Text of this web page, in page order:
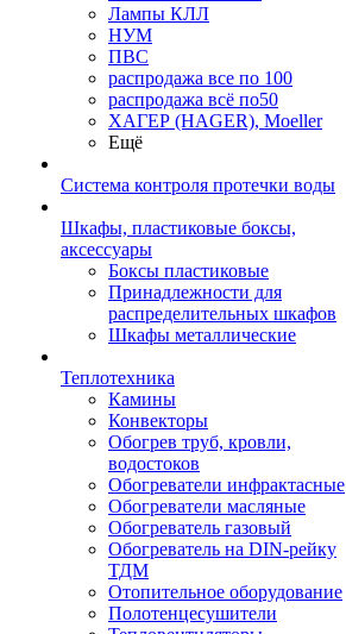
Лампы КЛЛ
НУМ
ПВС
распродажа все по 100
распродажа всё по50
ХАГЕР (HAGER), Moeller
Ещё
Система контроля протечки воды
Шкафы, пластиковые боксы,
аксессуары
Боксы пластиковые
Принадлежности для
распределительных шкафов
Шкафы металлические
Теплотехника
Камины
Конвекторы
Обогрев труб, кровли,
водостоков
Обогреватели инфрактасные
Обогреватели масляные
Обогреватель газовый
Обогреватель на DIN-рейку
ТДМ
Отопительное оборудование
Полотенцесушители